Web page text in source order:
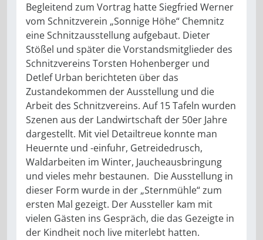
Begleitend zum Vortrag hatte Siegfried Werner
vom Schnitzverein „Sonnige Höhe“ Chemnitz
eine Schnitzausstellung aufgebaut. Dieter
Stößel und später die Vorstandsmitglieder des
Schnitzvereins Torsten Hohenberger und
Detlef Urban berichteten über das
Zustandekommen der Ausstellung und die
Arbeit des Schnitzvereins. Auf 15 Tafeln wurden
Szenen aus der Landwirtschaft der 50er Jahre
dargestellt. Mit viel Detailtreue konnte man
Heuernte und -einfuhr, Getreidedrusch,
Waldarbeiten im Winter, Jaucheausbringung
und vieles mehr bestaunen. Die Ausstellung in
dieser Form wurde in der „Sternmühle“ zum
ersten Mal gezeigt. Der Aussteller kam mit
vielen Gästen ins Gespräch, die das Gezeigte in
der Kindheit noch live miterlebt hatten.